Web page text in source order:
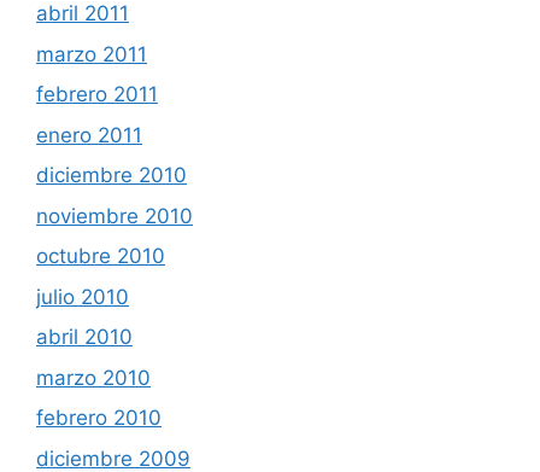
abril 2011
marzo 2011
febrero 2011
enero 2011
diciembre 2010
noviembre 2010
octubre 2010
julio 2010
abril 2010
marzo 2010
febrero 2010
diciembre 2009